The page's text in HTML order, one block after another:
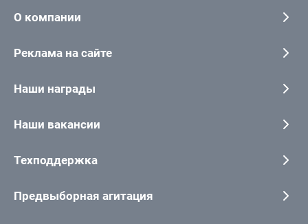
О компании
Реклама на сайте
Наши награды
Наши вакансии
Техподдержка
Предвыборная агитация